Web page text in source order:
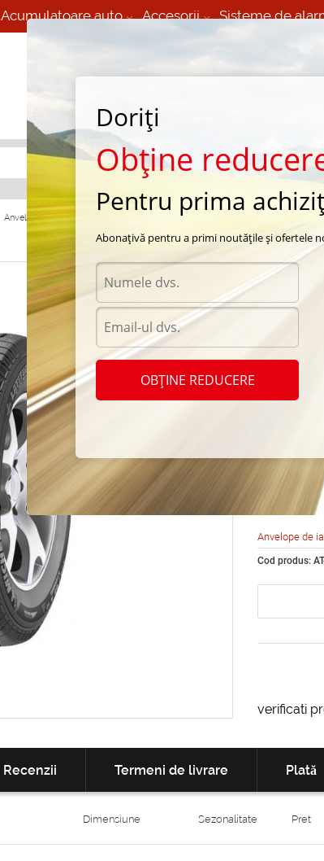
Acumulatoare auto Accesorii Sisteme de
Vulcanizare Mobila 24/7 non
Anvelope de iarna Michelin Latitude X-Ice North Michelin Latitude X-Ice
Anvelope de
Cod produs:
verificati
Recenzii Termeni de livrare Plată
Dimensiune Sezonalitate Pret
Doriți
Obține
Pentru prima
Abonațivă pentru a primi noutățile și ofertele
OBȚINE REDUCERE